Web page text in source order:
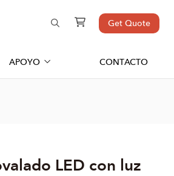
Get Quote
APOYO CONTACTO
LED con luz